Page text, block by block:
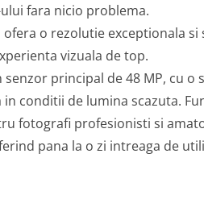
fara nicio problema.
ofera o rezolutie exceptionala
vizuala de top.
principal de 48 MP, cu o
conditii de lumina scazuta.
fotografi profesionisti si
pana la o zi intreaga de